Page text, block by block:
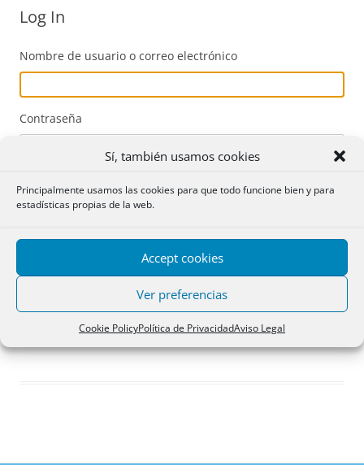
Sí, también usamos cookies
Principalmente usamos las cookies para que todo funcione bien y para
estadísticas propias de la web.
Accept cookies
Ver preferencias
Cookie PolicyPolítica de PrivacidadAviso Legal
Log In
Nombre de usuario o correo electrónico
Contraseña
Acceder
Registro
¿Has olvidado tu contraseña?